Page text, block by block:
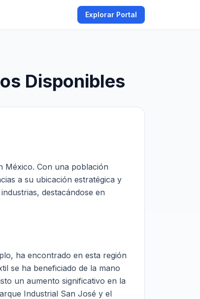
Explorar Portal
Disponibles
México. Con una población
a su ubicación estratégica y
destacándose en
ha encontrado en esta región
se ha beneficiado de la mano
un aumento significativo en la
Industrial San José y el